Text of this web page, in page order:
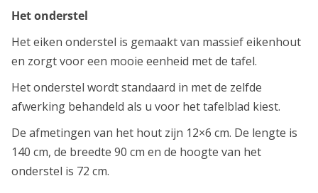
Het onderstel
Het eiken onderstel is gemaakt van massief eikenhout
en zorgt voor een mooie eenheid met de tafel.
Het onderstel wordt standaard in met de zelfde
afwerking behandeld als u voor het tafelblad kiest.
De afmetingen van het hout zijn 12×6 cm. De lengte is
140 cm, de breedte 90 cm en de hoogte van het
onderstel is 72 cm.